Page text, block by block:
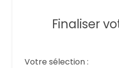
Finaliser
Votre sélection :